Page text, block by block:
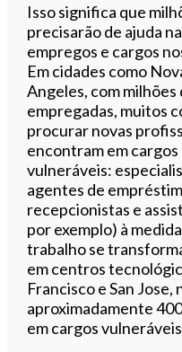
Isso significa que
precisarão de ajuda
empregos e cargos
Em cidades como
Angeles, com milhões
empregadas, muitos
procurar novas
encontram em
vulneráveis:
agentes de
recepcionistas e
por exemplo) à
trabalho se
em centros
Francisco e San Jose,
aproximadamente
em cargos